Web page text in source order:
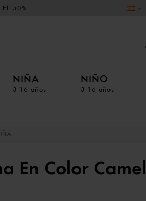
50%
NIÑA
3-16 años
NIÑO
3-16 años
En Color Camel